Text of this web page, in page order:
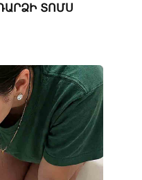
ՏՈՄՍ